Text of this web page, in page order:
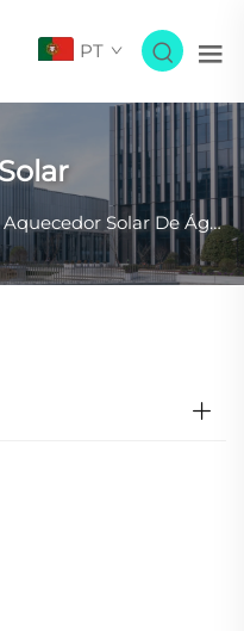
PT
Aquecedor Solar De Água